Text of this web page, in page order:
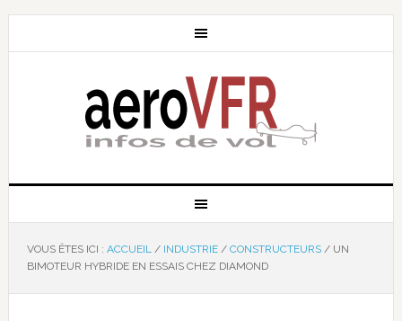
VOUS ÊTES ICI : ACCUEIL / INDUSTRIE / CONSTRUCTEURS /UN
BIMOTEUR HYBRIDE EN ESSAIS CHEZ DIAMOND